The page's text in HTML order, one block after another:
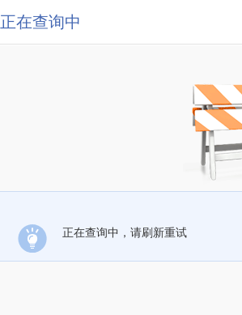
正在查询中
正在查询中，请刷新重试